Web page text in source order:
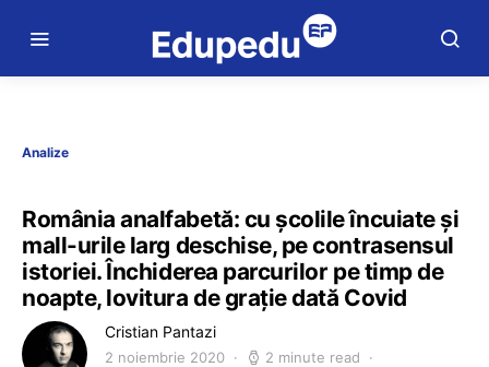
Analize
România analfabetă: cu școlile încuiate și
mall-urile larg deschise, pe contrasensul
istoriei. Închiderea parcurilor pe timp de
noapte, lovitura de grație dată Covid
Cristian Pantazi
2 noiembrie 2020 2 minute read